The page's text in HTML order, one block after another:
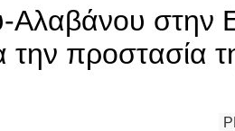
Αλαβάνου στην
προστασία